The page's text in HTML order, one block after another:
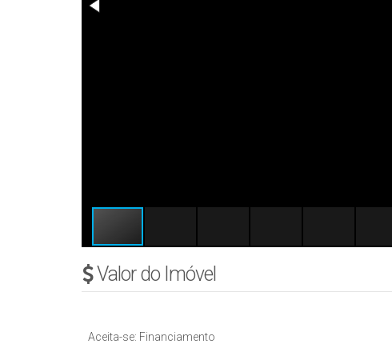
Valor do Imóvel
Aceita-se: Financiamento